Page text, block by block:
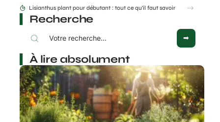
Comment faire un piège à moucheron et éviter qu’ils ne reviennent ensuite ?
Recherche
À lire absolument